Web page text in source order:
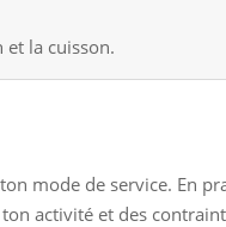
la cuisson.
mode de service. En
activité et des